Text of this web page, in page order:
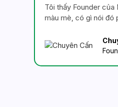
Tôi thấy Founder
màu mè, có gì nói đó